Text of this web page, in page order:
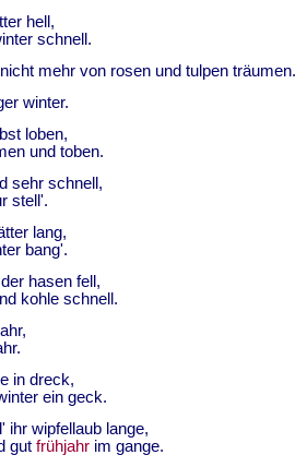
hell,
schnell.
mehr von rosen und tulpen träumen.
winter.
loben,
und toben.
sehr schnell,
stell'.
lang,
bang'.
hasen fell,
kohle schnell.
in dreck,
ein geck.
ihr wipfellaub lange,
gut frühjahr im gange.